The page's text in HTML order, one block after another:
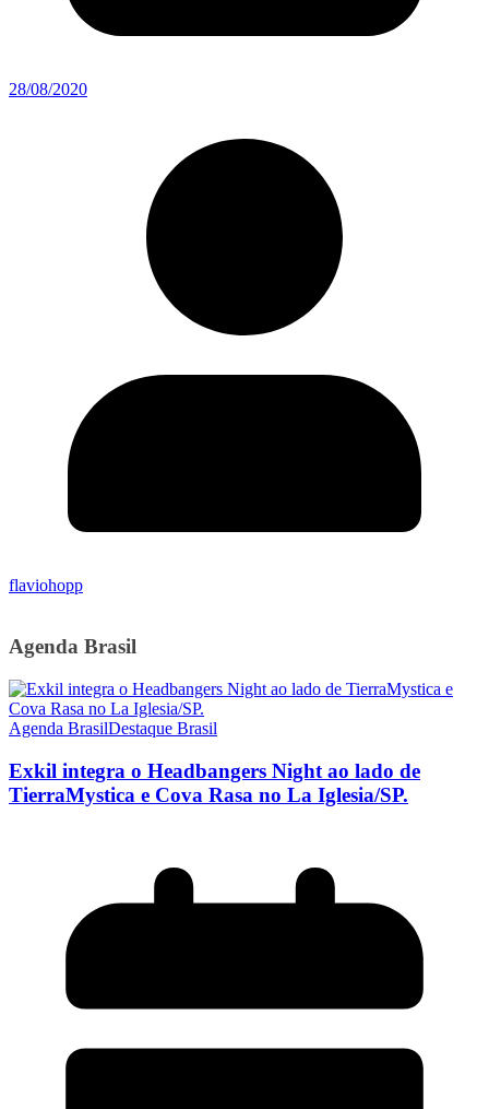
28/08/2020
flaviohopp
Agenda Brasil
Agenda BrasilDestaque Brasil
Exkil integra o Headbangers Night ao lado de
TierraMystica e Cova Rasa no La Iglesia/SP.